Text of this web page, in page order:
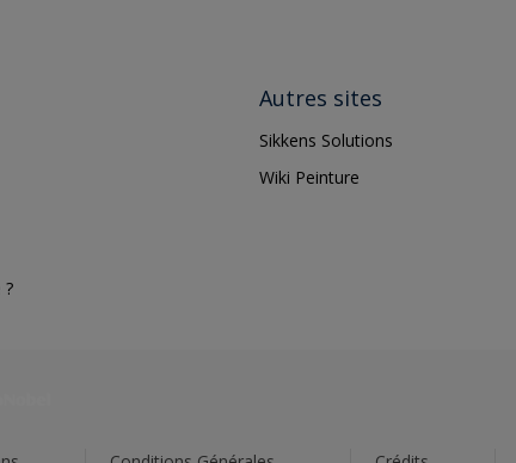
Autres sites
Sikkens Solutions
Wiki Peinture